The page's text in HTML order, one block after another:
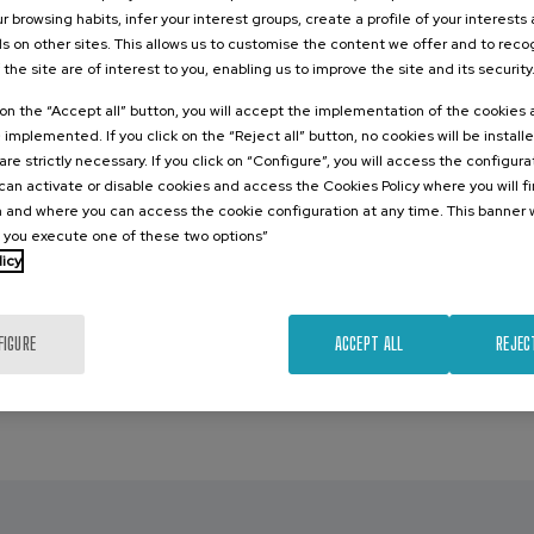
varias mesas redondas en las que a través de la
y su abordaje en los sistemas públicos con las
policía y justicia en muertes violentas), con especial
gestancional y el acompañamiento a las personas
situaciones vitales específicas (pérdida de funciones
y adopción)
de penas privativas de libertad con especial atención a
por suicidio: reflexión y trabajo para una mejor
with
browsing habits, infer your interest groups, create a profile of your interests
on other sites. This allows us to customise the content we offer and to
site are of interest to you, enabling us to improve the site and its security.
the “Accept all” button, you will accept the implementation of the cookies
If you click on the “Reject all” button, no cookies will be
strictly necessary. If you click on “Configure”, you will access the
activate or disable cookies and access the Cookies Policy where you will
where you can access the cookie configuration at any time. This banner
execute one of these two options”
ACCEPT ALL